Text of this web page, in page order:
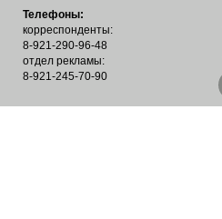
Телефоны:
корреспонденты:
8-921-290-96-48
отдел рекламы:
8-921-245-70-90